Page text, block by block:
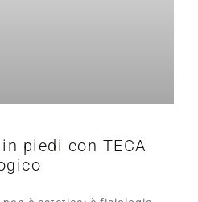
piedi con TECA